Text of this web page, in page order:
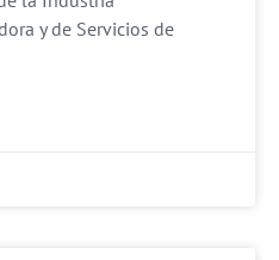
y de Servicios de